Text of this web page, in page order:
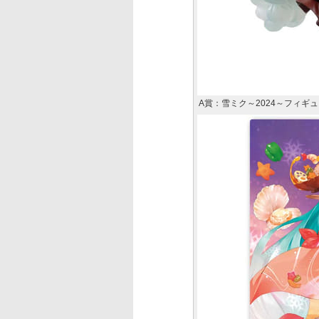
A賞：雪ミク～2024～フィギ